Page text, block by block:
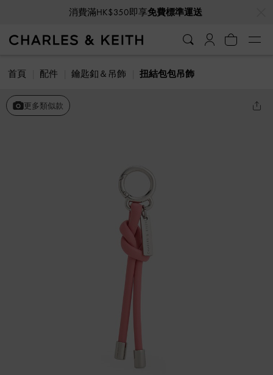
消費滿HK$350即享免費標準運送
首頁 配件 鑰匙釦＆吊飾 扭結包包吊飾
更多類似款